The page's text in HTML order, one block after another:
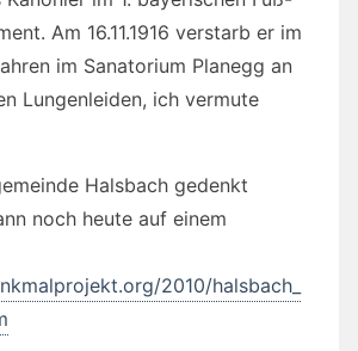
Am 16.11.1916 verstarb er im
im Sanatorium Planegg an
Lungenleiden, ich vermute
Halsbach gedenkt
noch heute auf einem
2010/halsbach_